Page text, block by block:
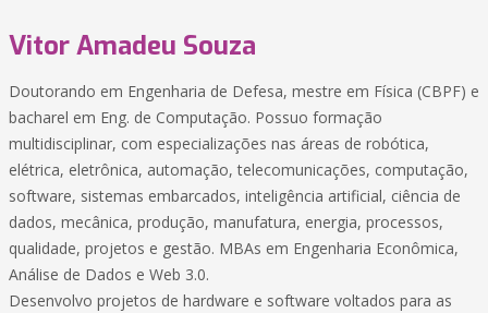
Vitor Amadeu Souza
Doutorando em Engenharia de Defesa, mestre em Física (CBPF) e
bacharel em Eng. de Computação. Possuo formação
multidisciplinar, com especializações nas áreas de robótica,
elétrica, eletrônica, automação, telecomunicações, computação,
software, sistemas embarcados, inteligência artificial, ciência de
dados, mecânica, produção, manufatura, energia, processos,
qualidade, projetos e gestão. MBAs em Engenharia Econômica,
Análise de Dados e Web 3.0.
Desenvolvo projetos de hardware e software voltados para as